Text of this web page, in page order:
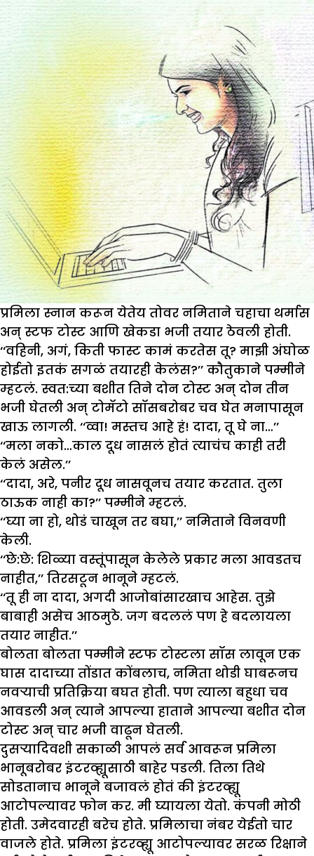
प्रमिला स्नान करून येतेय तोवर नमिताने चहाचा थर्मास
अन् स्टफ टोस्ट आणि खेकडा भजी तयार ठेवली होती.
‘‘वहिनी, अगं, किती फास्ट कामं करतेस तू? माझी अंघोळ
होईतो इतकं सगळं तयारही केलंस?’’ कौतुकाने पम्मीने
म्हटलं. स्वत:च्या बशीत तिने दोन टोस्ट अन् दोन तीन
भजी घेतली अन् टोमॅटो सॉसबरोबर चव घेत मनापासून
खाऊ लागली. ‘‘व्वा! मस्तच आहे हं! दादा, तू घे ना…’’
‘‘मला नको…काल दूध नासलं होतं त्याचंच काही तरी
केलं असेल.’’
‘‘दादा, अरे, पनीर दूध नासवूनच तयार करतात. तुला
ठाऊक नाही का?’’ पम्मीने म्हटलं.
‘‘घ्या ना हो, थोडं चाखून तर बघा,’’ नमिताने विनवणी
केली.
‘‘छे:छे: शिळ्या वस्तूंपासून केलेले प्रकार मला आवडतच
नाहीत,’’ तिरसटून भानूने म्हटलं.
‘‘तू ही ना दादा, अगदी आजोबांसारखाच आहेस. तुझे
बाबाही असेच आठमुठे. जग बदललं पण हे बदलायला
तयार नाहीत.’’
बोलता बोलता पम्मीने स्टफ टोस्टला सॉस लावून एक
घास दादाच्या तोंडात कोंबलाच, नमिता थोडी घाबरूनच
नवऱ्याची प्रतिक्रिया बघत होती. पण त्याला बहुधा चव
आवडली अन् त्याने आपल्या हाताने आपल्या बशीत दोन
टोस्ट अन् चार भजी वाढून घेतली.
दुसऱ्यादिवशी सकाळी आपलं सर्व आवरून प्रमिला
भानूबरोबर इंटरव्ह्यूसाठी बाहेर पडली. तिला तिथे
सोडतानाच भानूने बजावलं होतं की इंटरव्ह्यू
आटोपल्यावर फोन कर. मी घ्यायला येतो. कंपनी मोठी
होती. उमेदवारही बरेच होते. प्रमिलाचा नंबर येईतो चार
वाजले होते. प्रमिला इंटरव्ह्यू आटोपल्यावर सरळ रिक्षाने